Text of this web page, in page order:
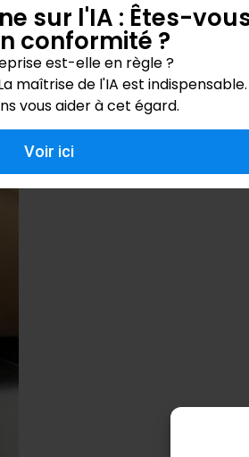
sur l'IA : Êtes-
conformité ?
est-elle en règle ?
maîtrise de l'IA est indispensable.
vous aider à cet égard.
Voir ici